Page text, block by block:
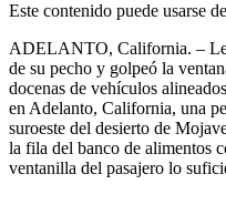
Este contenido puede usarse
ADELANTO, California. –
de su pecho y golpeó la
docenas de vehículos
en Adelanto, California, una
suroeste del desierto de
la fila del banco de alimentos
ventanilla del pasajero lo